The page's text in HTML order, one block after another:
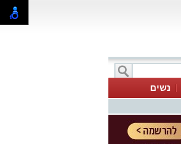
נשים